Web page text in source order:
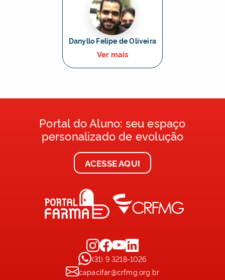
Danyllo Felipe de Oliveira
Ver mais
Portal do Aluno: seu espaço
personalizado de evolução
ACESSE AQUI
(31) 9 3218-1026
capacifar@crfmg.org.br